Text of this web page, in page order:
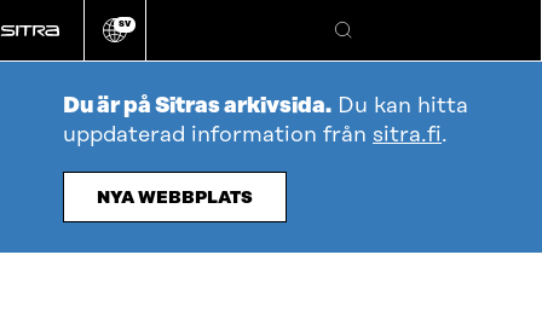
direkt
till
Ändra
språk
SV
Sök
Du är på Sitras arkivsida. Du kan hitta
uppdaterad information från sitra.fi.
NYA WEBBPLATS